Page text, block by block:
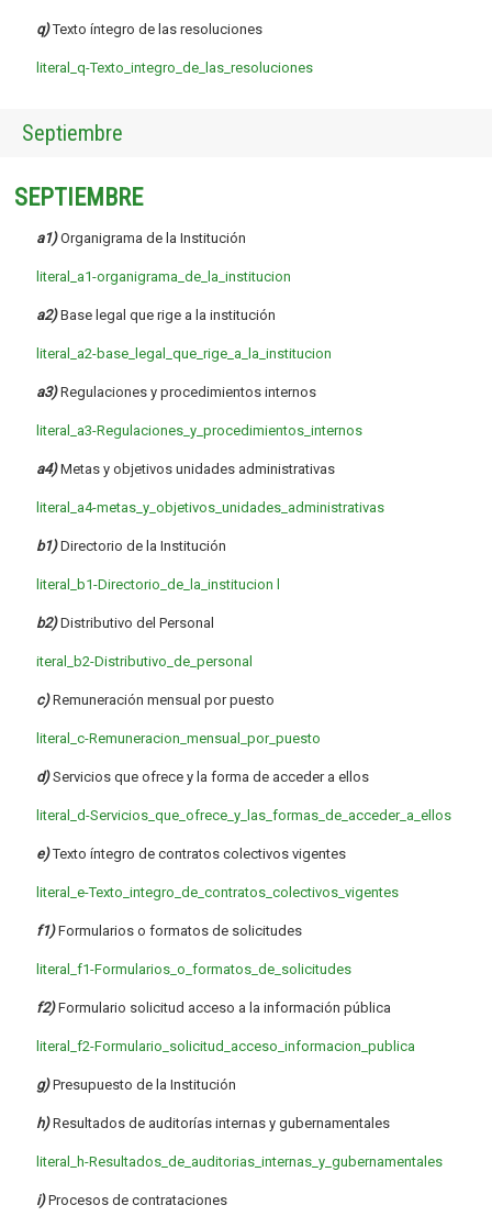
q) Texto íntegro de las resoluciones
literal_q-Texto_integro_de_las_resoluciones
Septiembre
SEPTIEMBRE
a1) Organigrama de la Institución
literal_a1-organigrama_de_la_institucion
a2) Base legal que rige a la institución
literal_a2-base_legal_que_rige_a_la_institucion
a3)Regulaciones y procedimientos internos
literal_a3-Regulaciones_y_procedimientos_internos
a4)Metas y objetivos unidades administrativas
literal_a4-metas_y_objetivos_unidades_administrativas
b1)Directorio de la Institución
literal_b1-Directorio_de_la_institucion
b2)Distributivo del Personal
iteral_b2-Distributivo_de_personal
c)Remuneración mensual por puesto
literal_c-Remuneracion_mensual_por_puesto
d)Servicios que ofrece y la forma de acceder a ellos
literal_d-Servicios_que_ofrece_y_las_formas_de_acceder_a_ellos
e)Texto íntegro de contratos colectivos vigentes
literal_e-Texto_integro_de_contratos_colectivos_vigentes
f1)Formularios o formatos de solicitudes
literal_f1-Formularios_o_formatos_de_solicitudes
f2)Formulario solicitud acceso a la información pública
literal_f2-Formulario_solicitud_acceso_informacion_publica
g) Presupuesto de la Institución
h)Resultados de auditorías internas y gubernamentales
literal_h-Resultados_de_auditorias_internas_y_gubernamentales
i) Procesos de contrataciones